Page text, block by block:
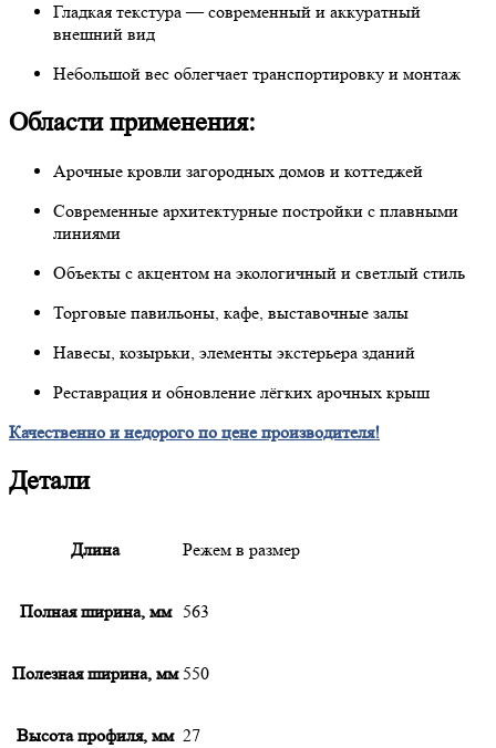
Гладкая текстура — современный и аккуратный
внешний вид
Небольшой вес облегчает транспортировку и монтаж
Области применения:
Арочные кровли загородных домов и коттеджей
Современные архитектурные постройки с плавными
линиями
Объекты с акцентом на экологичный и светлый стиль
Торговые павильоны, кафе, выставочные залы
Навесы, козырьки, элементы экстерьера зданий
Реставрация и обновление лёгких арочных крыш
Качественно и недорого по цене производителя!
Детали
Длина Режем в размер
Полная ширина, мм 563
Полезная ширина, мм 550
Высота профиля, мм 27